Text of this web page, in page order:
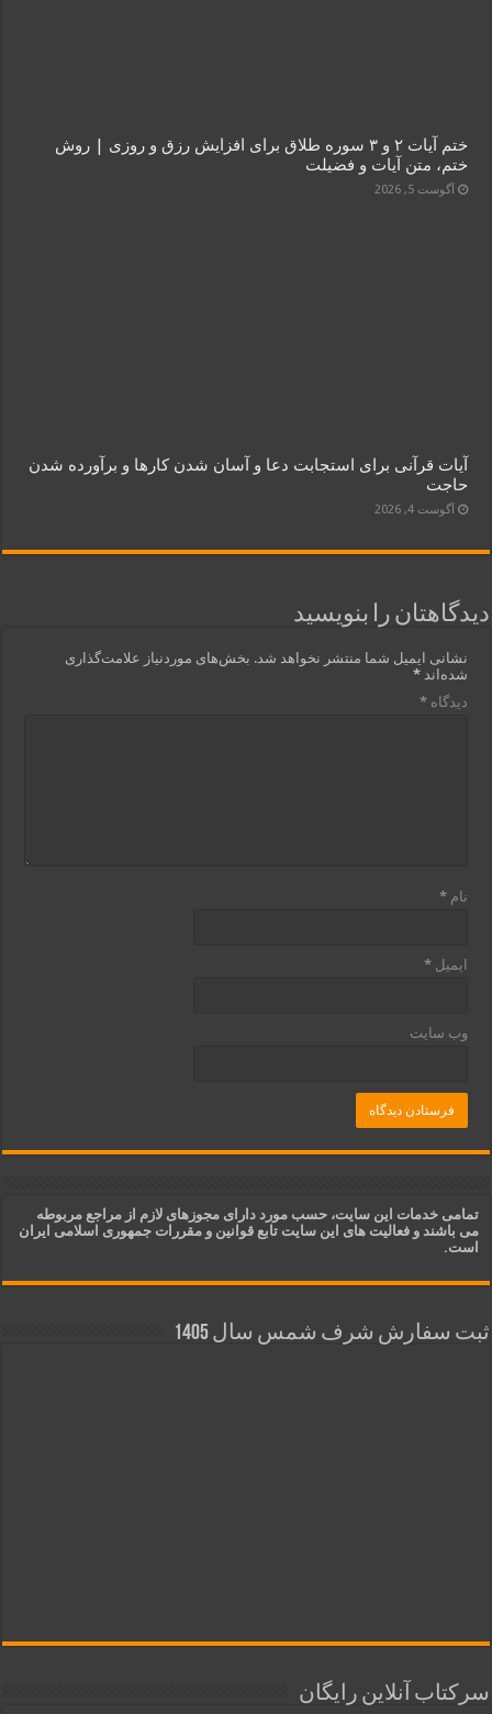
ختم آیات ۲ و ۳ سوره طلاق برای افزایش رزق و روزی | روش
ختم، متن آیات و فضیلت
آگوست 5, 2026
آیات قرآنی برای استجابت دعا و آسان شدن کارها و برآورده شدن
حاجت
آگوست 4, 2026
دیدگاهتان را بنویسید
نشانی ایمیل شما منتشر نخواهد شد. بخش‌های موردنیاز علامت‌گذاری
شده‌اند*
دیدگاه*
نام*
ایمیل*
وب‌ سایت
تمامی خدمات این سایت، حسب مورد دارای مجوزهای لازم از مراجع مربوطه
می باشند و فعالیت های این سایت تابع قوانین و مقررات جمهوری اسلامی ایران
است.
ثبت سفارش شرف شمس سال 1405
سرکتاب آنلاین رایگان